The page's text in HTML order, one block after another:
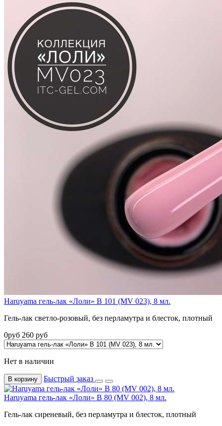
Haruyama гель-лак «Лоли» B 101 (MV 023), 8 мл.
Гель-лак светло-розовый, без перламутра и блесток, плотный
0руб 260 руб
Нет в наличии
В корзину Быстрый заказ
Haruyama гель-лак «Лоли» B 80 (MV 002), 8 мл.
Гель-лак сиреневый, без перламутра и блесток, плотный